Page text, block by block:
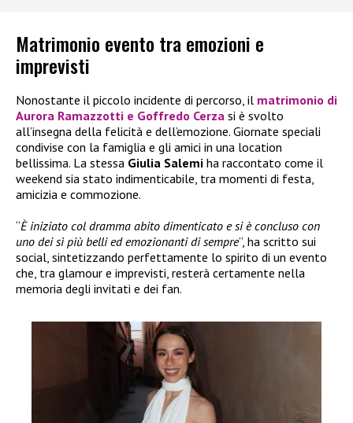
Matrimonio evento tra emozioni e
imprevisti
Nonostante il piccolo incidente di percorso, il matrimonio di
Aurora Ramazzotti e Goffredo Cerza si è svolto
all’insegna della felicità e dell’emozione. Giornate speciali
condivise con la famiglia e gli amici in una location
bellissima. La stessa Giulia Salemi ha raccontato come il
weekend sia stato indimenticabile, tra momenti di festa,
amicizia e commozione.
“È iniziato col dramma abito dimenticato e si è concluso con
uno dei sì più belli ed emozionanti di sempre”, ha scritto sui
social, sintetizzando perfettamente lo spirito di un evento
che, tra glamour e imprevisti, resterà certamente nella
memoria degli invitati e dei fan.